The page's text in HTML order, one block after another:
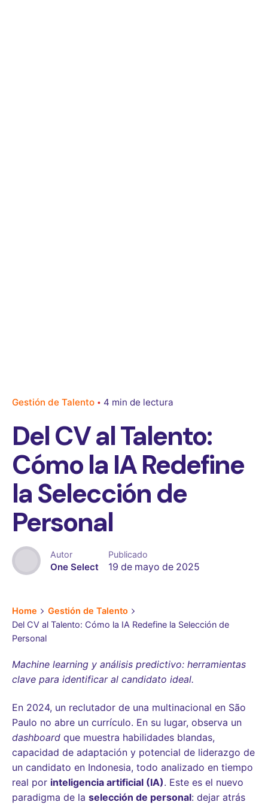
Gestión de Talento 4 min de lectura
Del CV al Talento:
Cómo la IA Redefine
la Selección de
Personal
Autor
One Select
Publicado
19 de mayo de 2025
Home
Gestión de Talento
Del CV al Talento: Cómo la IA Redefine la Selección de
Personal
Machine learning y análisis predictivo: herramientas
clave para identificar al candidato ideal.
En 2024, un reclutador de una multinacional en São
Paulo no abre un currículo. En su lugar, observa un
dashboard que muestra habilidades blandas,
capacidad de adaptación y potencial de liderazgo de
un candidato en Indonesia, todo analizado en tiempo
real por inteligencia artificial (IA). Este es el nuevo
paradigma de la selección de personal: dejar atrás